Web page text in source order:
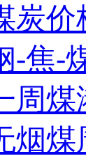
炭价
-焦-
周煤
烟煤